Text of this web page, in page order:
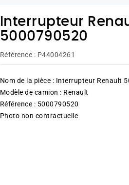
Interrupteur
5000790520
Référence : P44004261
Nom de la pièce : Interrupteur Renault
Modèle de camion : Renault
Référence : 5000790520
Photo non contractuelle